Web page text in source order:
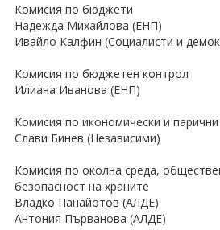
Комисия по бюджети
Надежда Михайлова (ЕНП)
Ивайло Калфин (Социалисти и
Комисия по бюджетен контрол
Илиана Иванова (ЕНП)
Комисия по икономически и
Слави Бинев (Независими)
Комисия по околна среда,
безопасност на храните
Владко Панайотов (АЛДЕ)
Антония Първанова (АЛДЕ)